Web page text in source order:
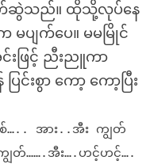
စုတ်ဆွဲသည်။ ထိုသို့လုပ်နေ
ပျက်ပေ။ မမမြိုင်
ဖြင့် ညီးညူကာ
းစွာ ကော့ ကော့ပြီး
….. အား..အီး ကျွတ်
တ်…….အီး….ဟင့်ဟင့်….